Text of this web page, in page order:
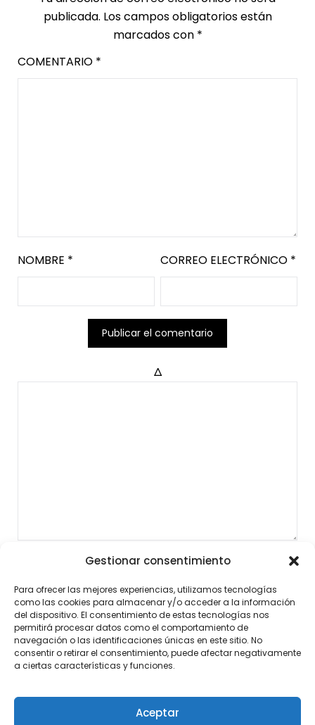
publicada. Los campos obligatorios están
marcados con *
COMENTARIO *
NOMBRE * CORREO ELECTRÓNICO *
Δ
Gestionar consentimiento
Para ofrecer las mejores experiencias, utilizamos tecnologías
como las cookies para almacenar y/o acceder a la información
del dispositivo. El consentimiento de estas tecnologías nos
permitirá procesar datos como el comportamiento de
navegación o las identificaciones únicas en este sitio. No
consentir o retirar el consentimiento, puede afectar negativamente
a ciertas características y funciones.
Aceptar